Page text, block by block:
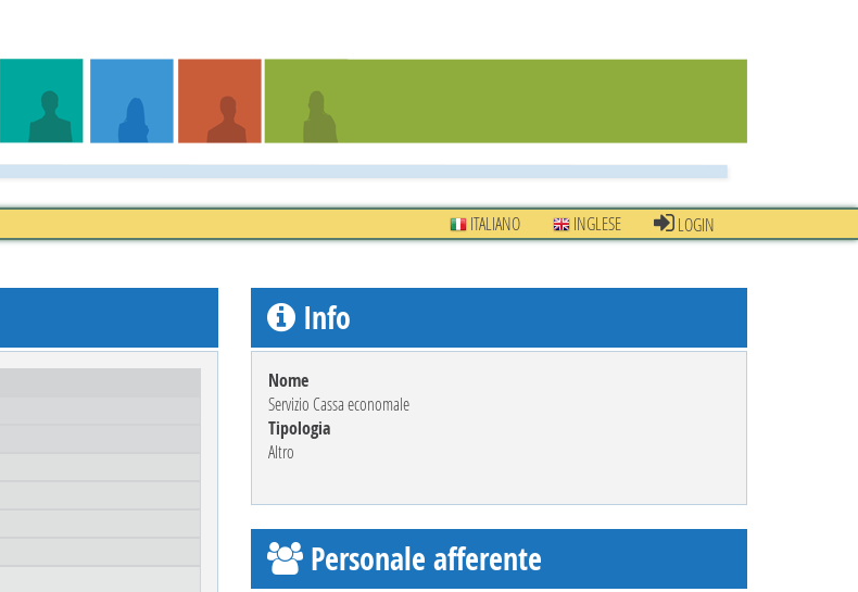
ITALIANO INGLESE LOGIN
Info
Nome
Servizio Cassa economale
Tipologia
Altro
Personale afferente